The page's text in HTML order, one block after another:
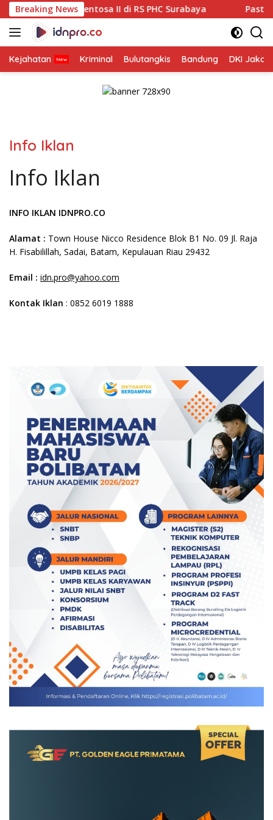
Langsung
ke
konten
Breaking News
Sentosa II di RS PHC Surabaya Pastikan
Kejahatan Kriminal Bulutangkis Bandung DKI
Info Iklan
Info Iklan
INFO IKLAN IDNPRO.CO
Alamat : Town House Nicco Residence Blok B1 No. 09 Jl. Raja
H. Fisabilillah, Sadai, Batam, Kepulauan Riau 29432
Email : idn.pro@yahoo.com
Kontak Iklan : 0852 6019 1888